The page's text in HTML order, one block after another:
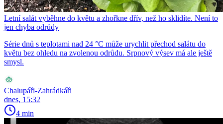
Letní salát vyběhne do květu a zhořkne dřív, než ho sklidíte. Není to
jen chyba odrůdy
Série dnů s teplotami nad 24 °C může urychlit přechod salátu do
květu bez ohledu na zvolenou odrůdu. Srpnový výsev má ale ještě
smysl.
Chalupáři-Zahrádkáři
dnes, 15:32
4 min